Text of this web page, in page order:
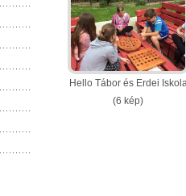
Hello Tábor és Erdei
(6 kép)